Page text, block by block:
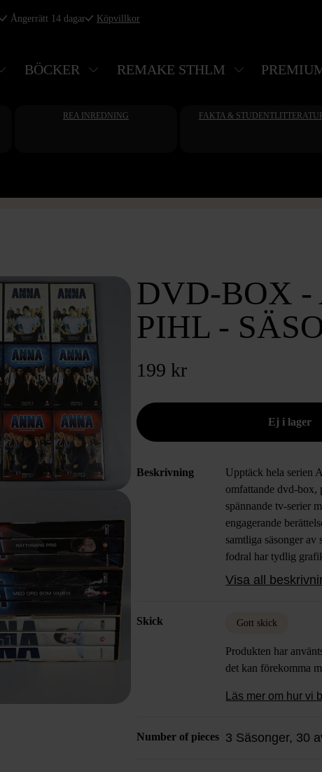
Ångerrätt 14 dagar Köpvillkor
BÖCKER REMAKE STHLM
REA INREDNING FAKTA &
DVD-BOX -
PIHL -
199 kr
Beskrivning
Upptäck hela serien
omfattande dvd-
spännande tv-serier
engagerande
samtliga säsonger
fodral har tydlig
framsidan samt
Förpackningen är
design. Den här
och samlad känsla av
Visa all
Skick Gott skick
Produkten har
det kan förekomma
Läs mer om hur vi
Number of pieces 3 Säsonger, 30